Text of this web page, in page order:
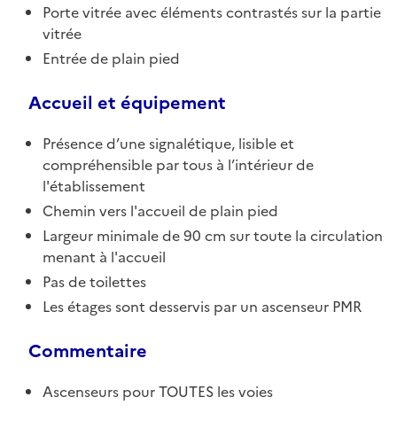
Porte vitrée avec éléments contrastés sur la partie
vitrée
Entrée de plain pied
Accueil et équipement
Présence d’une signalétique, lisible et
compréhensible par tous à l’intérieur de
l'établissement
Chemin vers l'accueil de plain pied
Largeur minimale de 90 cm sur toute la circulation
menant à l'accueil
Pas de toilettes
Les étages sont desservis par un ascenseur PMR
Commentaire
Ascenseurs pour TOUTES les voies